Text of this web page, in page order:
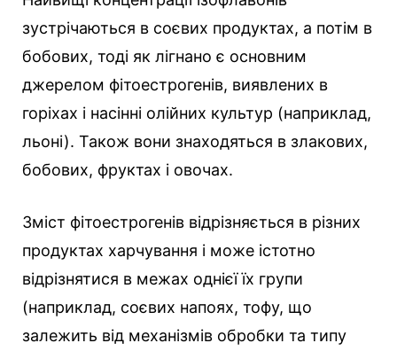
зустрічаються в соєвих продуктах, а потім в
бобових, тоді як лігнано є основним
джерелом фітоестрогенів, виявлених в
горіхах і насінні олійних культур (наприклад,
льоні). Також вони знаходяться в злакових,
бобових, фруктах і овочах.
Зміст фітоестрогенів відрізняється в різних
продуктах харчування і може істотно
відрізнятися в межах однієї їх групи
(наприклад, соєвих напоях, тофу, що
залежить від механізмів обробки та типу